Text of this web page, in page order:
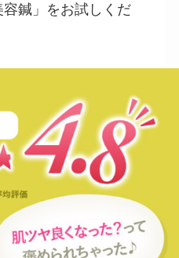
鍼」をお試しくだ